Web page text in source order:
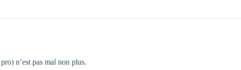
n’est pas mal non plus.